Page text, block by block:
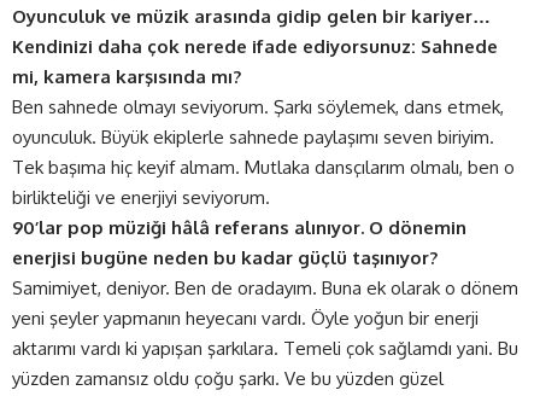
Oyunculuk ve müzik arasında gidip gelen bir kariyer…
Kendinizi daha çok nerede ifade ediyorsunuz: Sahnede
mi, kamera karşısında mı?
Ben sahnede olmayı seviyorum. Şarkı söylemek, dans etmek,
oyunculuk. Büyük ekiplerle sahnede paylaşımı seven biriyim.
Tek başıma hiç keyif almam. Mutlaka dansçılarım olmalı, ben o
birlikteliği ve enerjiyi seviyorum.
90’lar pop müziği hâlâ referans alınıyor. O dönemin
enerjisi bugüne neden bu kadar güçlü taşınıyor?
Samimiyet, deniyor. Ben de oradayım. Buna ek olarak o dönem
yeni şeyler yapmanın heyecanı vardı. Öyle yoğun bir enerji
aktarımı vardı ki yapışan şarkılara. Temeli çok sağlamdı yani. Bu
yüzden zamansız oldu çoğu şarkı. Ve bu yüzden güzel